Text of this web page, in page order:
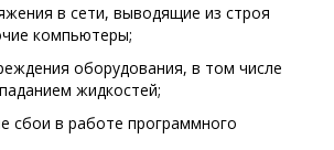
в сети, выводящие из строя
компьютеры;
оборудования, в том числе
жидкостей;
сбои в работе программного